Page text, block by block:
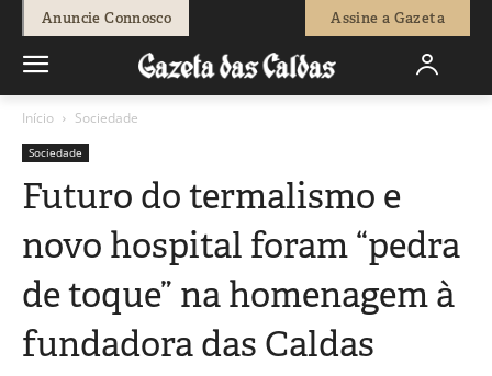
Anuncie Connosco Assine a Gazeta
Início Sociedade
Sociedade
Futuro do termalismo e
novo hospital foram “pedra
de toque” na homenagem à
fundadora das Caldas